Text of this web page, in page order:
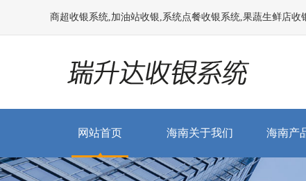
商超收银系统,加油站收银,系统点餐收银系统,果蔬生鲜店收
网站首页 海南关于我们 海南产